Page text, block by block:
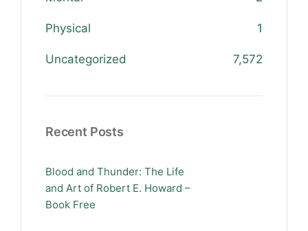
Physical 1
Uncategorized 7,572
Recent Posts
Blood and Thunder: The Life
and Art of Robert E. Howard –
Book Free